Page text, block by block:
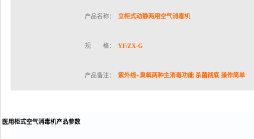
产品名称： 立柜式动静两用空气消毒机
规 格： YF/ZX-G
产品备注： 紫外线+臭氧两种主消毒功能 杀菌彻底 操作简单
医用柜式空气消毒机产品参数